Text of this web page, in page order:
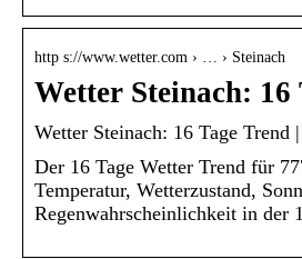
http s://www.wetter.com › … › Steinach
Wetter Steinach: 16
Wetter Steinach: 16 Tage Trend
Der 16 Tage Wetter Trend für
Temperatur, Wetterzustand,
Regenwahrscheinlichkeit in der